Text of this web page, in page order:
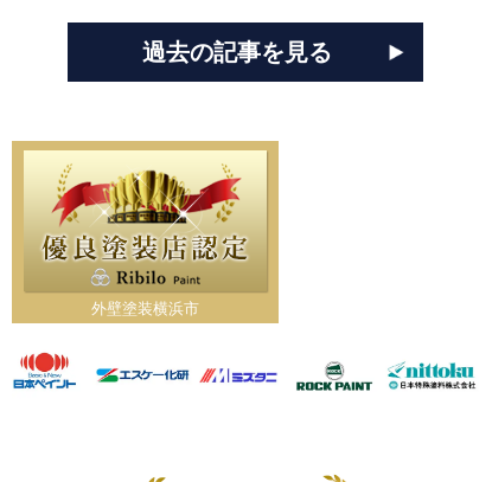
過去の記事を見る
外壁塗装横浜市